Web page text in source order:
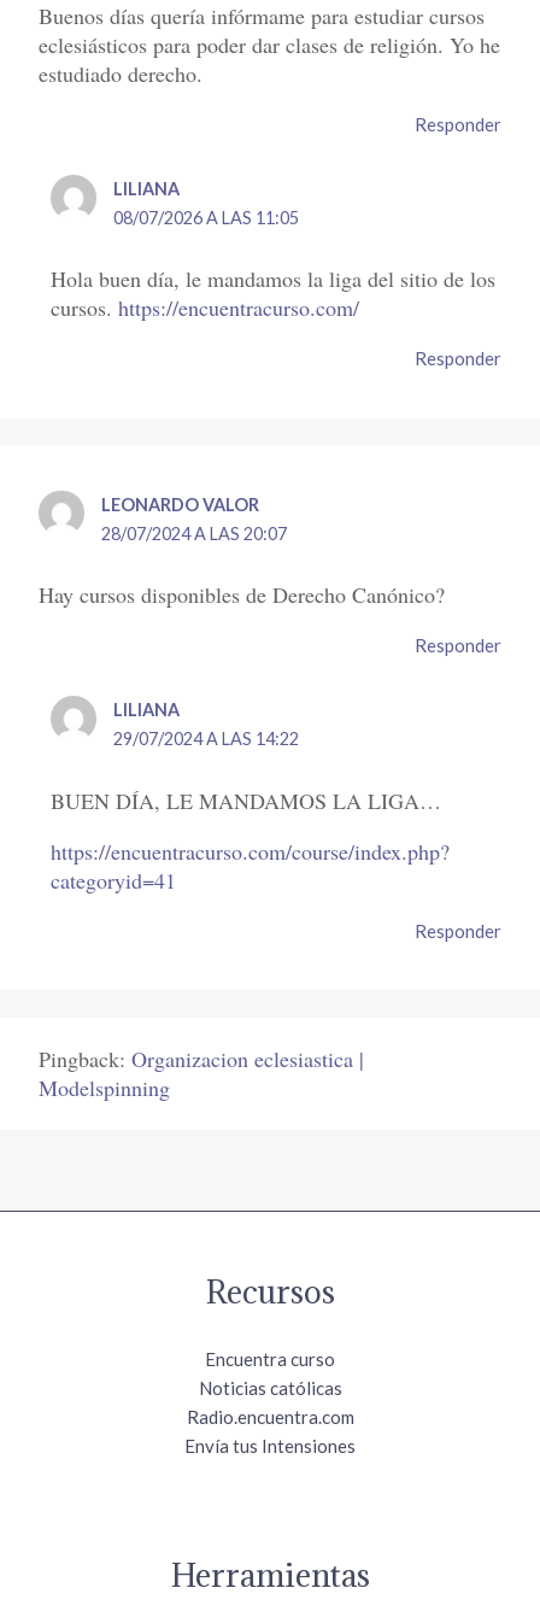
Buenos días quería infórmame para estudiar cursos
eclesiásticos para poder dar clases de religión. Yo he
estudiado derecho.
Responder
LILIANA
08/07/2026 A LAS 11:05
Hola buen día, le mandamos la liga del sitio de los
cursos.https://encuentracurso.com/
Responder
LEONARDO VALOR
28/07/2024 A LAS 20:07
Hay cursos disponibles de Derecho Canónico?
Responder
LILIANA
29/07/2024 A LAS 14:22
BUEN DÍA, LE MANDAMOS LA LIGA…
https://encuentracurso.com/course/index.php?
categoryid=41
Responder
Pingback:Organizacion eclesiastica |
Modelspinning
Recursos
Encuentra curso
Noticias católicas
Radio.encuentra.com
Envía tus Intensiones
Herramientas